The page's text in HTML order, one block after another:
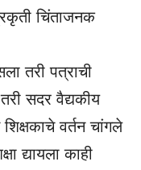
चिंताजनक
तरी पत्राची
सदर वैद्यकीय
शिक्षकाचे वर्तन चांगले
द्यायला काही